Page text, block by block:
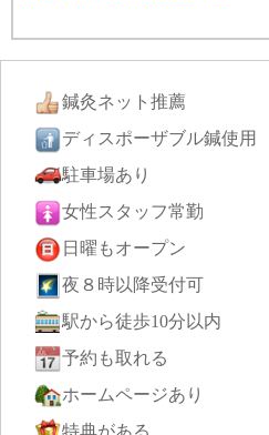
鍼灸ネット推薦
ディスポーザブル鍼使用
駐車場あり
女性スタッフ常勤
日曜もオープン
夜８時以降受付可
駅から徒歩10分以内
予約も取れる
ホームページあり
特典がある